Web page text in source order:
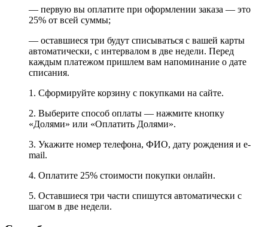
— первую вы оплатите при оформлении заказа — это
25% от всей суммы;
— оставшиеся три будут списываться с вашей карты
автоматически, с интервалом в две недели. Перед
каждым платежом пришлем вам напоминание о дате
списания.
1. Сформируйте корзину с покупками на сайте.
2. Выберите способ оплаты — нажмите кнопку
«Долями» или «Оплатить Долями».
3. Укажите номер телефона, ФИО, дату рождения и e-
mail.
4. Оплатите 25% стоимости покупки онлайн.
5. Оставшиеся три части спишутся автоматически с
шагом в две недели.